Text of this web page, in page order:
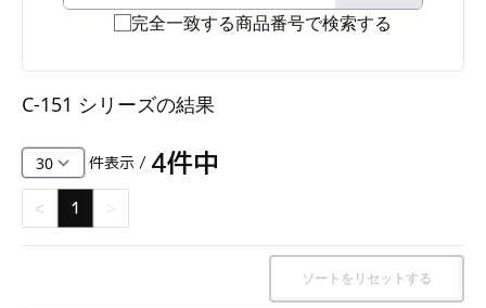
S
キャスター・アジャスター・スライドレール・モ
K・KC
断熱・ライト・ラック
FD・FE
完全一致する商品番号で検索する
C-151 シリーズの結果
件表示 / 4件中
< 1 >
ソートをリセットする